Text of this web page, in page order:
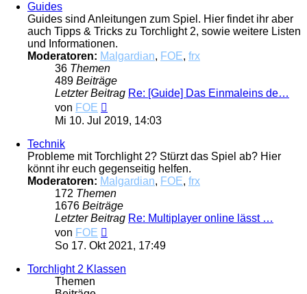
Guides
Guides sind Anleitungen zum Spiel. Hier findet ihr aber
auch Tipps & Tricks zu Torchlight 2, sowie weitere Listen
und Informationen.
Moderatoren: Malgardian, FOE, frx
36 Themen
489 Beiträge
Letzter Beitrag Re: [Guide] Das Einmaleins de…
von FOE
Beitrag
Mi 10. Jul 2019, 14:03
Technik
Probleme mit Torchlight 2? Stürzt das Spiel ab? Hier
könnt ihr euch gegenseitig helfen.
Moderatoren: Malgardian, FOE, frx
172 Themen
1676 Beiträge
Letzter Beitrag Re: Multiplayer online lässt …
von FOE
Beitrag
So 17. Okt 2021, 17:49
Torchlight 2 Klassen
Themen